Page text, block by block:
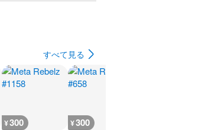
すべて見る
¥300 ¥300